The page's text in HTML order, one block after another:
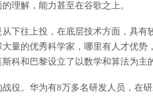
理解，能力甚至在谷歌之上。
下往上投，在底层技术方面，具有
量的优秀科学家，哪里有人才优势
科和巴黎设立了以数学和算法为主
役。华为有8万多名研发人员，在